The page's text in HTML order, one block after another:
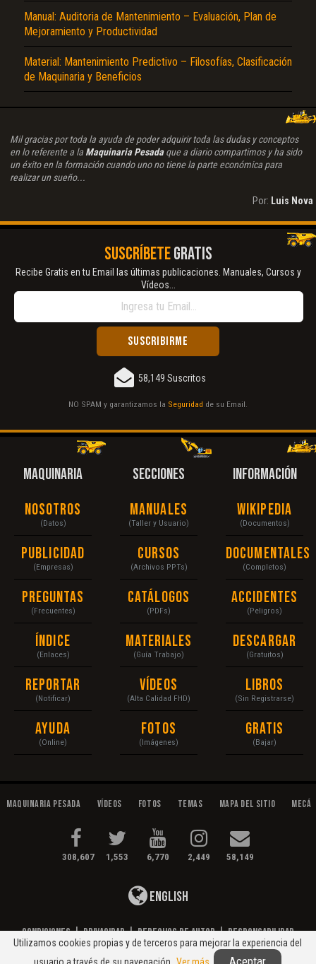
Manual: Auditoria de Mantenimiento – Evaluación, Plan de
Mejoramiento y Productividad
Material: Mantenimiento Predictivo – Filosofías, Clasificación
de Maquinaria y Beneficios
Mil gracias por toda la ayuda de poder adquirir toda las dudas y conceptos
en lo referente a la Maquinaria Pesadaque a diario compartimos y ha sido
un éxito en la formación cuando uno no tiene la parte económica para
realizar un sueño...
Por: Luis Nova
SUSCRÍBETEGRATIS
Recibe Gratis en tu Email las últimas publicaciones. Manuales, Cursos y
Vídeos...
58,149 Suscritos
NO SPAM y garantizamos la Seguridad de su Email.
MAQUINARIA
Nosotros
(Datos)
Publicidad
(Empresas)
Preguntas
(Frecuentes)
Índice
(Enlaces)
Reportar
(Notificar)
Ayuda
(Online)
SECCIONES
Manuales
(Taller y Usuario)
Cursos
(Archivos PPTs)
Catálogos
(PDFs)
Materiales
(Guía Trabajo)
Vídeos
(Alta Calidad FHD)
Fotos
(Imágenes)
INFORMACIÓN
Wikipedia
(Documentos)
Documentales
(Completos)
Accidentes
(Peligros)
Descargar
(Gratuitos)
Libros
(Sin Registrarse)
Gratis
(Bajar)
Maquinaria Pesada Vídeos Fotos Temas Mapa del Sitio
308,607 1,553 6,770 2,449 58,149
English
Condiciones|Privacidad|Derechos de Autor|Responsabilidad
© 2020 Maquinaria Pesada. Operación, Mecánica, Mantenimiento...
Utilizamos cookies propias y de terceros para mejorar la experiencia del
Aceptar